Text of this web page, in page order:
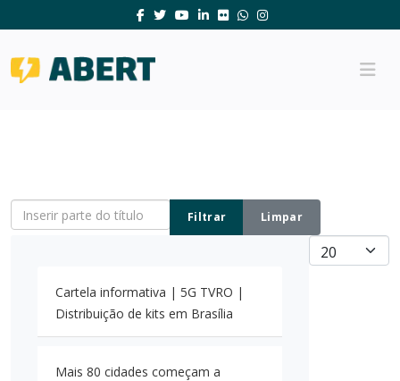
Inserir parte do título Filtrar Limpar
Mostrar #
Cartela informativa | 5G TVRO |
Distribuição de kits em Brasília
Mais 80 cidades começam a